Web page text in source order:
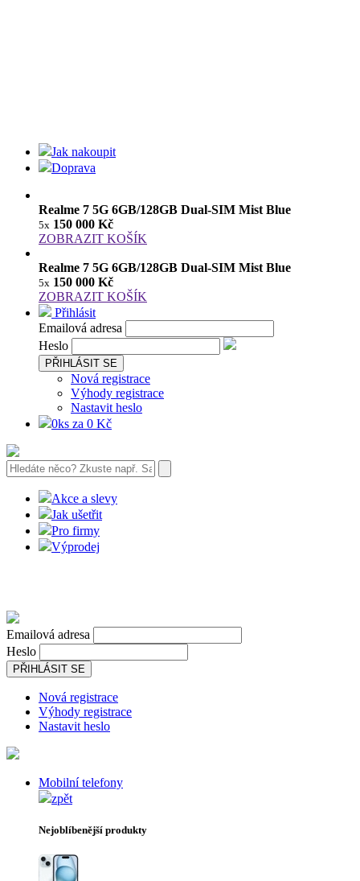
Jak nakoupit
Doprava
Realme 7 5G 6GB/128GB Dual-SIM Mist Blue
5x 150 000 Kč
ZOBRAZIT KOŠÍK
Realme 7 5G 6GB/128GB Dual-SIM Mist Blue
5x 150 000 Kč
ZOBRAZIT KOŠÍK
Přihlásit
Emailová adresa
Heslo
PŘIHLÁSIT SE
Nová registrace
Výhody registrace
Nastavit heslo
0ks za 0 Kč
Akce a slevy
Jak ušetřit
Pro firmy
Výprodej
Emailová adresa
Heslo
PŘIHLÁSIT SE
Nová registrace
Výhody registrace
Nastavit heslo
Mobilní telefony
zpět
Nejoblíbenější produkty